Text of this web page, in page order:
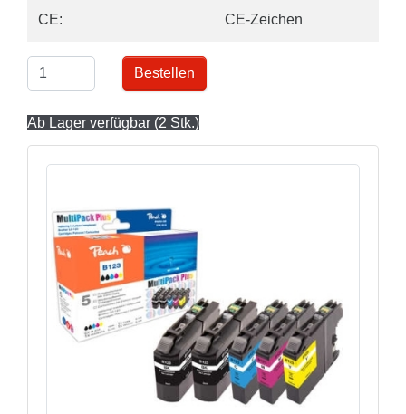
CE: CE-Zeichen
Bestellen
Ab Lager verfügbar (2 Stk.)